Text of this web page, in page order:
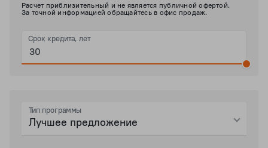
Расчет приблизительный и не является публичной офертой.
За точной информацией обращайтесь в офис продаж.
Срок кредита, лет
Тип программы
Лучшее предложение